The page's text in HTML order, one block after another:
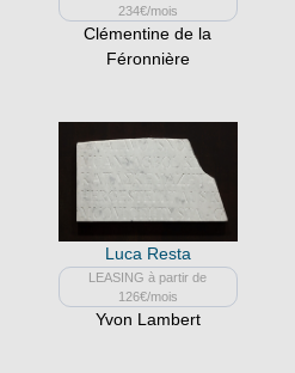
234€/mois
Clémentine de la
Féronnière
Luca Resta
LEASING à partir de
126€/mois
Yvon Lambert